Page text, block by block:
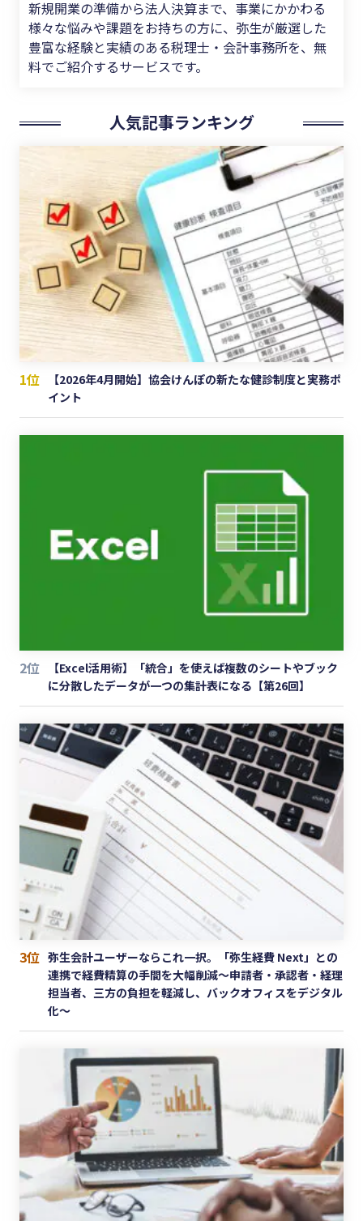
新規開業の準備から法人決算まで、事業にかかわる
様々な悩みや課題をお持ちの方に、弥生が厳選した
豊富な経験と実績のある税理士・会計事務所を、無
料でご紹介するサービスです。
人気記事ランキング
1位
【2026年4月開始】協会けんぽの新たな健診制度と実務ポ
イント
2位
【Excel活用術】「統合」を使えば複数のシートやブック
に分散したデータが一つの集計表になる【第26回】
3位 弥生会計ユーザーならこれ一択。「弥生経費 Next」との
連携で経費精算の手間を大幅削減〜申請者・承認者・経理
担当者、三方の負担を軽減し、バックオフィスをデジタル
化〜